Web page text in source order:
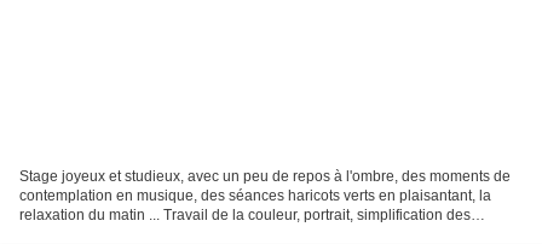
Stage joyeux et studieux, avec un peu de repos à l'ombre, des moments de
contemplation en musique, des séances haricots verts en plaisantant, la
relaxation du matin ... Travail de la couleur, portrait, simplification des